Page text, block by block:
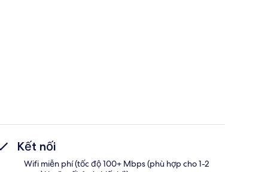
Kết nối
Wifi miễn phí (tốc độ 100+ Mbps (phù hợp cho 1-2